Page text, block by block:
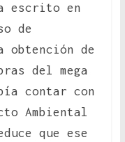
escrito en
de
de
del mega
contar con
Ambiental
que ese